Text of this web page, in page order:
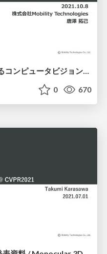
DsDS#2「交通環境におけるコンピュータビジョン技術実応用」/ DsDS#2 DRIVE CHART
0 670